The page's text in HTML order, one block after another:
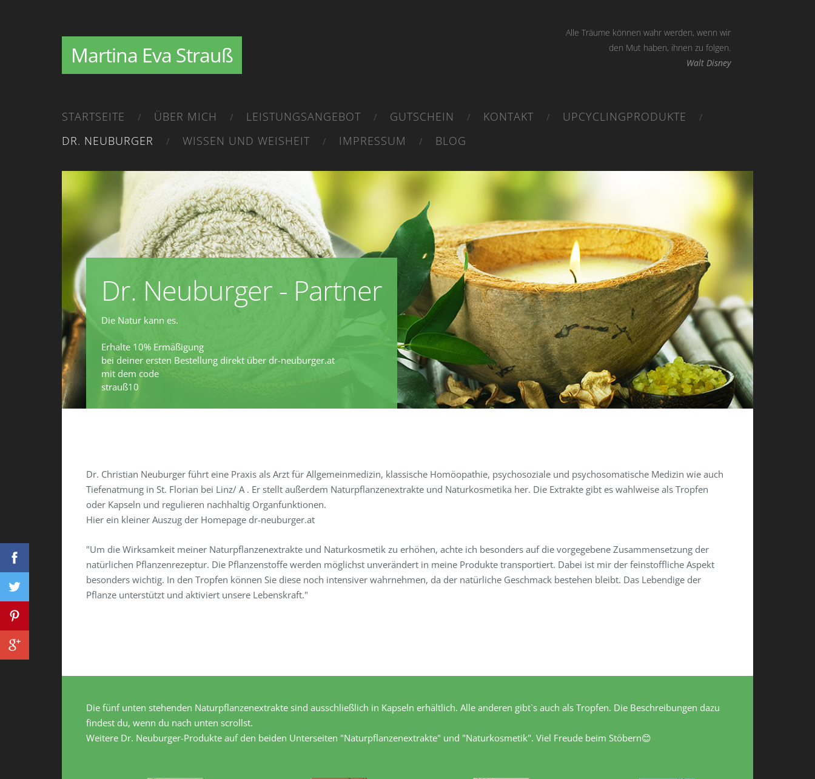
Martina Eva Strauß
Alle Träume können wahr werden, wenn wir
den Mut haben, ihnen zu folgen.
Walt Disney
STARTSEITE ÜBER MICH LEISTUNGSANGEBOT GUTSCHEIN KONTAKT
UPCYCLINGPRODUKTE
DR. NEUBURGER
WISSEN UND WEISHEIT IMPRESSUM BLOG
Dr. Neuburger - Partner
Die Natur kann es.
Erhalte 10% Ermäßigung
bei deiner ersten Bestellung direkt über dr-neuburger.at
mit dem code
strauß10
Dr. Christian Neuburger führt eine Praxis als Arzt für Allgemeinmedizin, klassische Homöopathie, psychosoziale und psychosomatische Medizin wie auch
Tiefenatmung in St. Florian bei Linz/ A . Er stellt außerdem Naturpflanzenextrakte und Naturkosmetika her. Die Extrakte gibt es wahlweise als Tropfen
oder Kapseln und regulieren nachhaltig Organfunktionen.
Hier ein kleiner Auszug der Homepage dr-neuburger.at
"Um die Wirksamkeit meiner Naturpflanzenextrakte und Naturkosmetik zu erhöhen, achte ich besonders auf die vorgegebene Zusammensetzung der
natürlichen Pflanzenrezeptur. Die Pflanzenstoffe werden möglichst unverändert in meine Produkte transportiert. Dabei ist mir der feinstoffliche Aspekt
besonders wichtig. In den Tropfen können Sie diese noch intensiver wahrnehmen, da der natürliche Geschmack bestehen bleibt. Das Lebendige der
Pflanze unterstützt und aktiviert unsere Lebenskraft."
Die fünf unten stehenden Naturpflanzenextrakte sind ausschließlich in Kapseln erhältlich. Alle anderen gibt`s auch als Tropfen. Die Beschreibungen dazu
findest du, wenn du nach unten scrollst.
Weitere Dr. Neuburger-Produkte auf den beiden Unterseiten "Naturpflanzenextrakte" und "Naturkosmetik". Viel Freude beim Stöbern😊